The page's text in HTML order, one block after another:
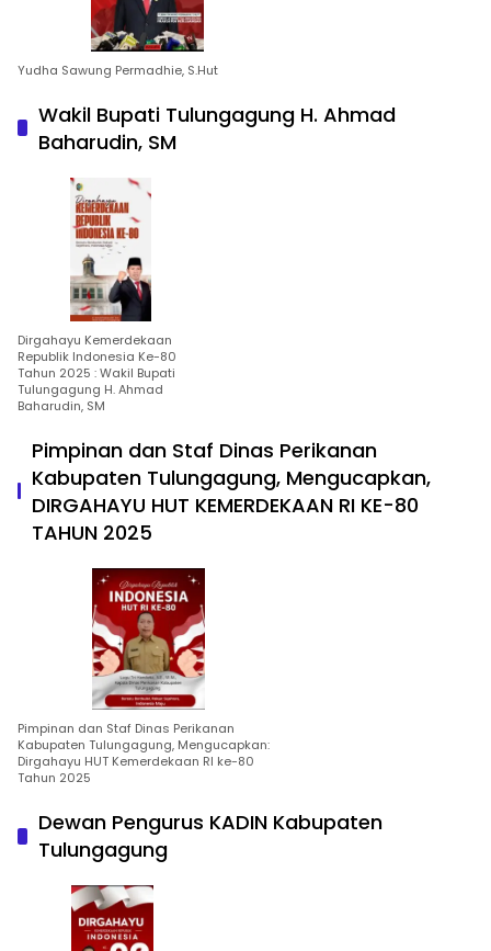
Yudha Sawung Permadhie, S.Hut
Wakil Bupati Tulungagung H. Ahmad
Baharudin, SM
Dirgahayu Kemerdekaan
Republik Indonesia Ke-80
Tahun 2025 : Wakil Bupati
Tulungagung H. Ahmad
Baharudin, SM
Pimpinan dan Staf Dinas Perikanan
Kabupaten Tulungagung, Mengucapkan,
DIRGAHAYU HUT KEMERDEKAAN RI KE-80
TAHUN 2025
Pimpinan dan Staf Dinas Perikanan
Kabupaten Tulungagung, Mengucapkan:
Dirgahayu HUT Kemerdekaan RI ke-80
Tahun 2025
Dewan Pengurus KADIN Kabupaten
Tulungagung